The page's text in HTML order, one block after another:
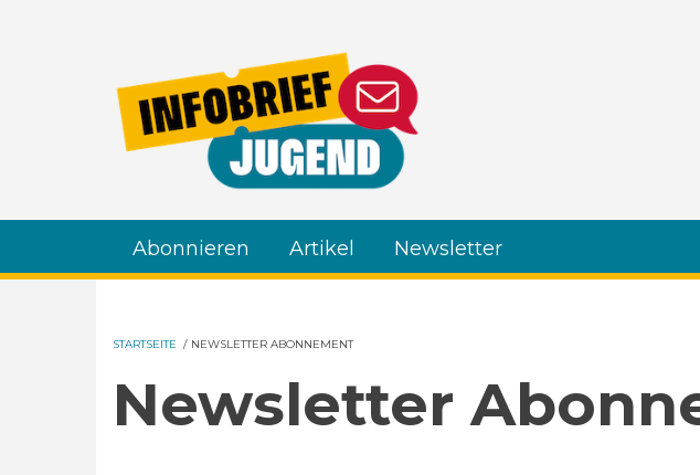
Abonnieren Artikel Newsletter
STARTSEITE / NEWSLETTER ABONNEMENT
Newsletter